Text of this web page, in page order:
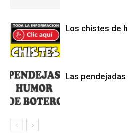
Los chistes de
Las